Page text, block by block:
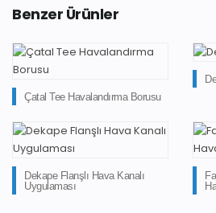
Benzer Ürünler
Çatal Tee Havalandırma Borusu
Dekape Flanşlı Hava Kanalı
Uygulaması